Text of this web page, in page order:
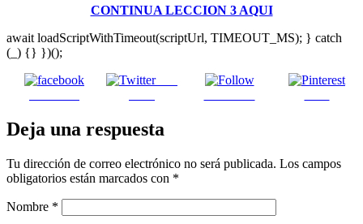
CONTINUA LECCION 3 AQUI
await loadScriptWithTimeout(scriptUrl, TIMEOUT_MS); } catch
(_) {} })();
Post
Deja una respuesta
Tu dirección de correo electrónico no será publicada. Los campos
obligatorios están marcados con *
Nombre *